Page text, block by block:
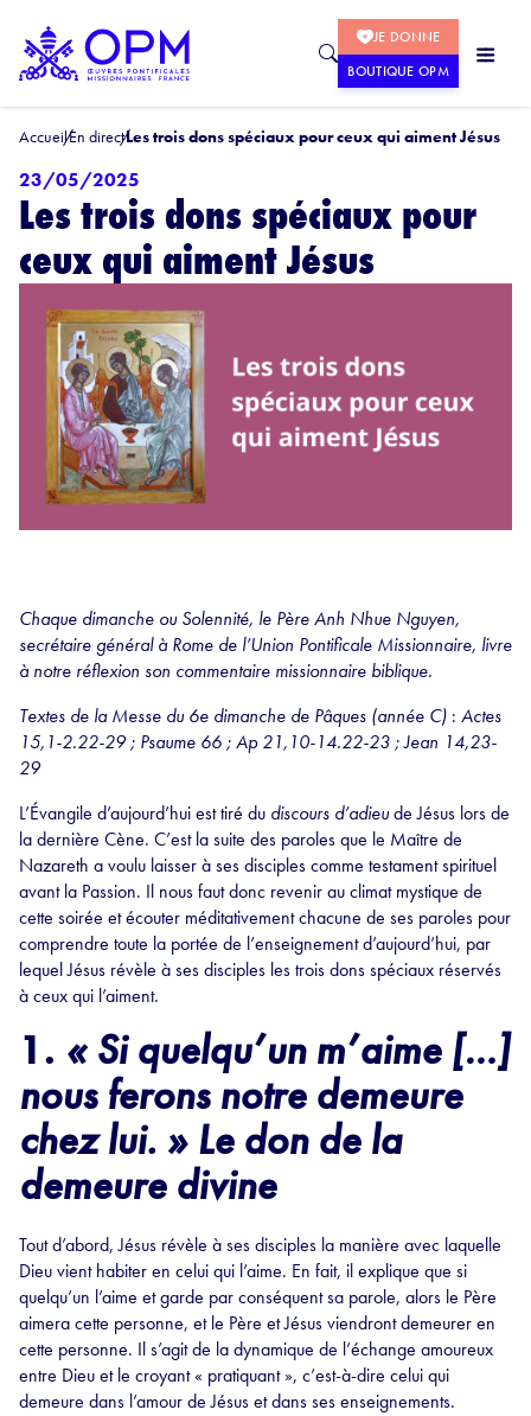
JE DONNE
BOUTIQUE OPM
AccueilEn directLes trois dons spéciaux pour ceux qui aiment Jésus
23/05/2025
Les trois dons spéciaux pour
ceux qui aiment Jésus
Chaque dimanche ou Solennité, le Père Anh Nhue Nguyen,
secrétaire général à Rome de l’Union Pontificale Missionnaire, livre
à notre réflexion son commentaire missionnaire biblique.
Textes de la Messe du 6e dimanche de Pâques (année C) : Actes
15,1-2.22-29 ; Psaume 66 ; Ap 21,10-14.22-23 ; Jean 14,23-
29
L’Évangile d’aujourd’hui est tiré du discours d’adieude Jésus lors de
la dernière Cène. C’est la suite des paroles que le Maître de
Nazareth a voulu laisser à ses disciples comme testament spirituel
avant la Passion. Il nous faut donc revenir au climat mystique de
cette soirée et écouter méditativement chacune de ses paroles pour
comprendre toute la portée de l’enseignement d’aujourd’hui, par
lequel Jésus révèle à ses disciples les trois dons spéciaux réservés
à ceux qui l’aiment.
1. « Si quelqu’un m’aime […]
nous ferons notre demeure
chez lui. » Le don de la
demeure divine
Tout d’abord, Jésus révèle à ses disciples la manière avec laquelle
Dieu vient habiter en celui qui l’aime. En fait, il explique que si
quelqu’un l’aime et garde par conséquent sa parole, alors le Père
aimera cette personne, et le Père et Jésus viendront demeurer en
cette personne. Il s’agit de la dynamique de l’échange amoureux
entre Dieu et le croyant « pratiquant », c’est-à-dire celui qui
demeure dans l’amour de Jésus et dans ses enseignements.